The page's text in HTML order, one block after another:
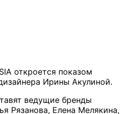
откроется показом
Ирины Акулиной.
ведущие бренды
Рязанова, Елена Мелякина,